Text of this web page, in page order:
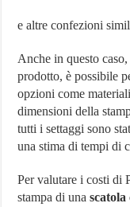
e altre confezioni
Anche in questo
prodotto, è possibile
opzioni come
dimensioni della
tutti i settaggi sono
una stima di tempi di
Per valutare i costi di
stampa di unascatola